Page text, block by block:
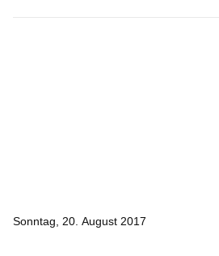
Sonntag, 20. August 2017